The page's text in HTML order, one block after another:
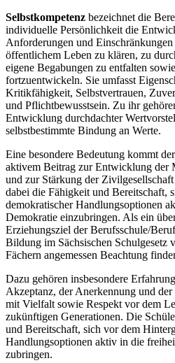
Selbstkompetenz bezeichnet die
individuelle Persönlichkeit die
Anforderungen und
öffentlichem Leben zu klären, zu
eigene Begabungen zu entfalten
fortzuentwickeln. Sie umfasst
Kritikfähigkeit, Selbstvertrauen,
und Pflichtbewusstsein. Zu ihr
Entwicklung durchdachter
selbstbestimmte Bindung an Werte.
Eine besondere Bedeutung kommt
aktivem Beitrag zur Entwicklung der
und zur Stärkung der
dabei die Fähigkeit und Bereitschaft,
demokratischer Handlungsoptionen
Demokratie einzubringen. Als ein
Erziehungsziel der Berufsschule/
Bildung im Sächsischen Schulgesetz
Fächern angemessen Beachtung
Dazu gehören insbesondere
Akzeptanz, der Anerkennung und
mit Vielfalt sowie Respekt vor dem
zukünftigen Generationen. Die
und Bereitschaft, sich vor dem
Handlungsoptionen aktiv in die
zubringen.